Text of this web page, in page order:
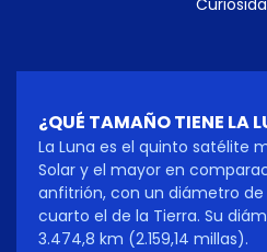
¿QUÉ TAMAÑO TIENE LA
La Luna es el quinto satélite
Solar y el mayor en
anfitrión, con un diámetro
cuarto el de la Tierra. Su
3.474,8 km (2.159,14 millas).